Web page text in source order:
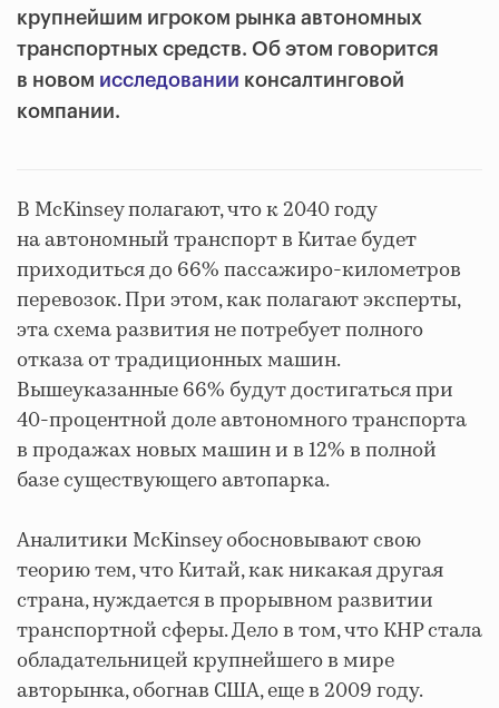
крупнейшим игроком рынка автономных
транспортных средств. Об этом говорится
в новом исследовании консалтинговой
компании.
В McKinsey полагают, что к 2040 году
на автономный транспорт в Китае будет
приходиться до 66% пассажиро-километров
перевозок. При этом, как полагают эксперты,
эта схема развития не потребует полного
отказа от традиционных машин.
Вышеуказанные 66% будут достигаться при
40-процентной доле автономного транспорта
в продажах новых машин и в 12% в полной
базе существующего автопарка.
Аналитики McKinsey обосновывают свою
теорию тем, что Китай, как никакая другая
страна, нуждается в прорывном развитии
транспортной сферы. Дело в том, что КНР стала
обладательницей крупнейшего в мире
авторынка, обогнав США, еще в 2009 году.